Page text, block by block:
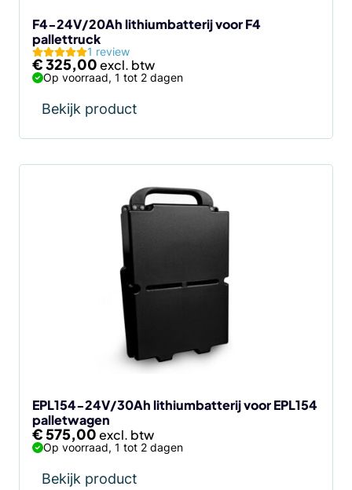
F4-24V/20Ah lithiumbatterij voor F4
pallettruck
1 review
€325,00
Op voorraad, 1 tot 2 dagen
Bekijk product
EPL154-24V/30Ah lithiumbatterij voor EPL154
palletwagen
€575,00
Op voorraad, 1 tot 2 dagen
Bekijk product